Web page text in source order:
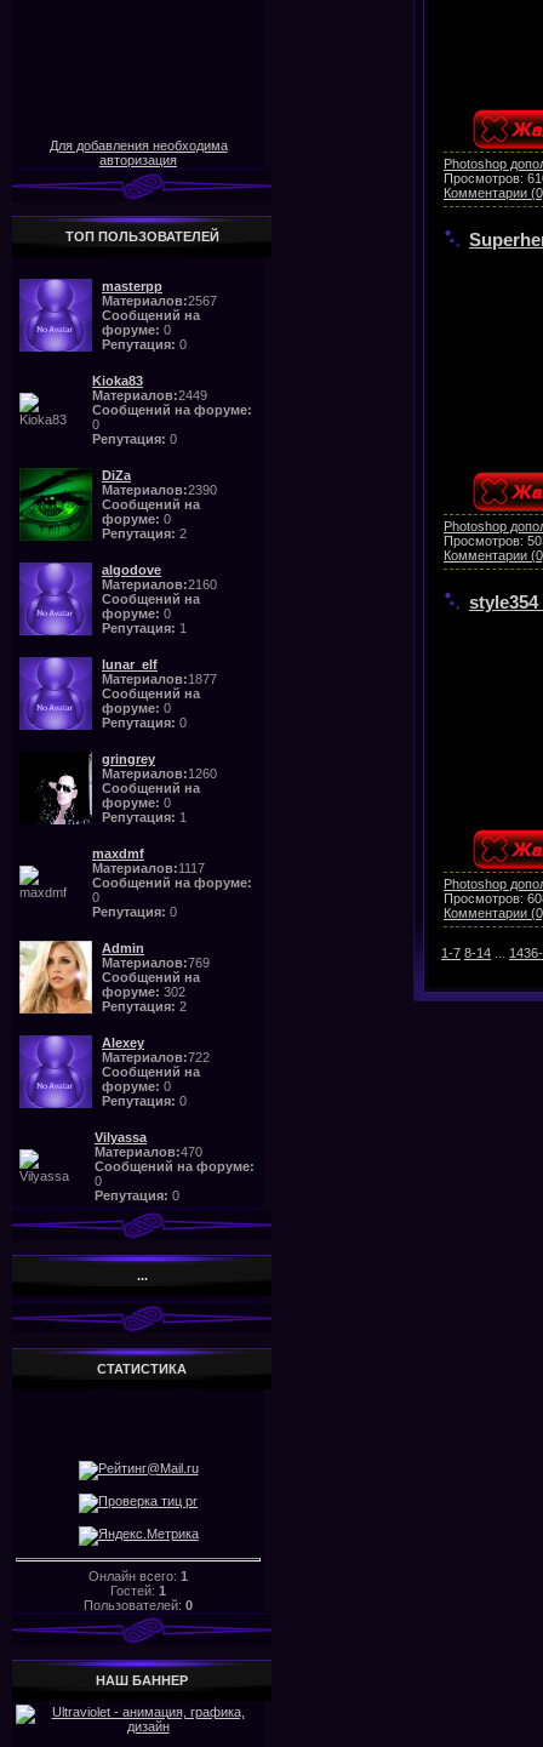
Для добавления необходима
авторизация
ТОП ПОЛЬЗОВАТЕЛЕЙ
masterpp
Материалов:2567
Сообщений на
форуме: 0
Репутация: 0
Kioka83
Материалов:2449
Сообщений на форуме:
0
Репутация: 0
DiZa
Материалов:2390
Сообщений на
форуме: 0
Репутация: 2
algodove
Материалов:2160
Сообщений на
форуме: 0
Репутация: 1
lunar_elf
Материалов:1877
Сообщений на
форуме: 0
Репутация: 0
gringrey
Материалов:1260
Сообщений на
форуме: 0
Репутация: 1
maxdmf
Материалов:1117
Сообщений на форуме:
0
Репутация: 0
Admin
Материалов:769
Сообщений на
форуме: 302
Репутация: 2
Alexey
Материалов:722
Сообщений на
форуме: 0
Репутация: 0
Vilyassa
Материалов:470
Сообщений на форуме:
0
Репутация: 0
...
СТАТИСТИКА
Онлайн всего: 1
Гостей: 1
Пользователей: 0
НАШ БАHHЕР
Photoshop
Просмотров:
Комментарии
Photoshop
Просмотров:
Комментарии
Photoshop
Просмотров:
Комментарии
1-7 8-14